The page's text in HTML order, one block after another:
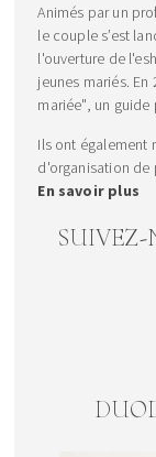
Animés par un
le couple s’est
l'ouverture de
jeunes mariés.
mariée", un guide
Ils ont également
d'organisation de
En savoir plus
SUIVEZ-